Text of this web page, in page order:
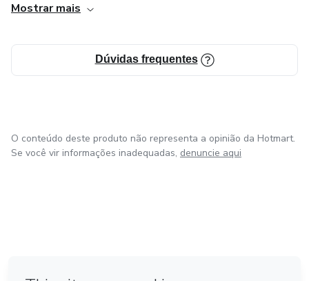
Mostrar mais
Dúvidas frequentes
O conteúdo deste produto não representa a opinião da Hotmart.
Se você vir informações inadequadas, denuncie aqui